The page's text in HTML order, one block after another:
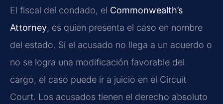
El fiscal del condado, el Commonwealth’s
Attorney, es quien presenta el caso en nombre
del estado. Si el acusado no llega a un acuerdo o
no se logra una modificación favorable del
cargo, el caso puede ir a juicio en el Circuit
Court. Los acusados tienen el derecho absoluto